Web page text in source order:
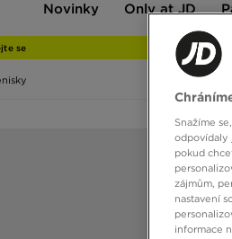
Novinky
JD
Only at JD
se
Snažíme
odpovídaly
pokud
zájmům,
nastavení
informace